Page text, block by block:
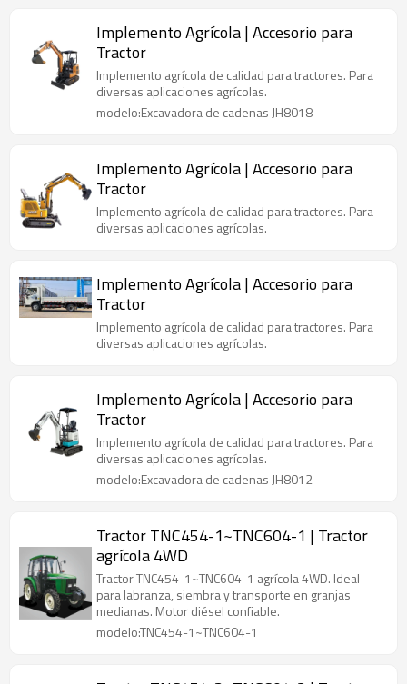
Implemento Agrícola | Accesorio para
Tractor
Implemento agrícola de calidad para tractores. Para
diversas aplicaciones agrícolas.
modelo:Excavadora de cadenas JH8018
Implemento Agrícola | Accesorio para
Tractor
Implemento agrícola de calidad para tractores. Para
diversas aplicaciones agrícolas.
Implemento Agrícola | Accesorio para
Tractor
Implemento agrícola de calidad para tractores. Para
diversas aplicaciones agrícolas.
Implemento Agrícola | Accesorio para
Tractor
Implemento agrícola de calidad para tractores. Para
diversas aplicaciones agrícolas.
modelo:Excavadora de cadenas JH8012
Tractor TNC454-1~TNC604-1 | Tractor
agrícola 4WD
Tractor TNC454-1~TNC604-1 agrícola 4WD. Ideal
para labranza, siembra y transporte en granjas
medianas. Motor diésel confiable.
modelo:TNC454-1~TNC604-1